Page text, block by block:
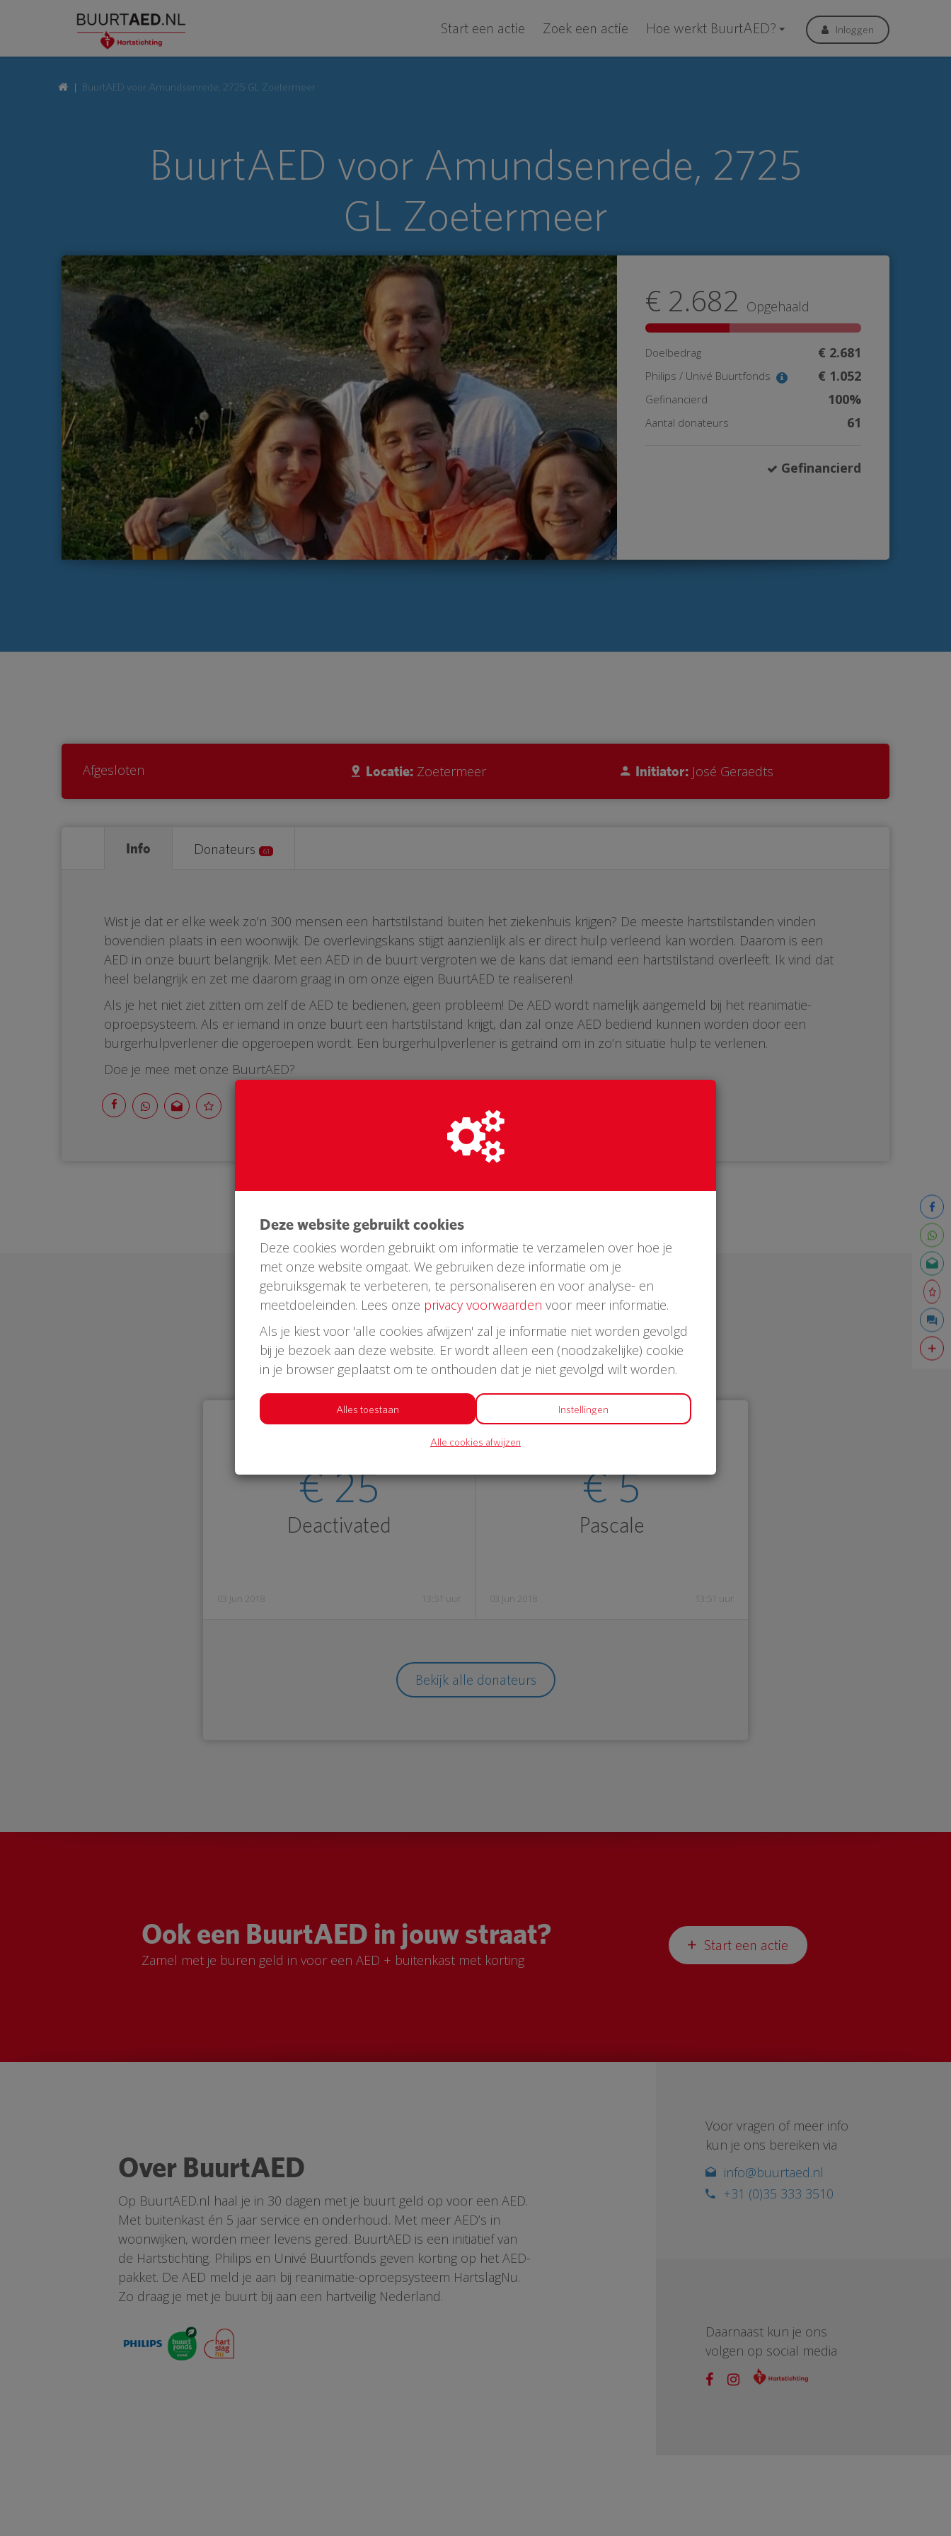
Start een actie Zoek een actie Hoe werkt BuurtAED? Inloggen
BuurtAED voor Amundsenrede, 2725 GL Zoetermeer
BuurtAED voor Amundsenrede, 2725
GL Zoetermeer
€ 2.682 Opgehaald
Doelbedrag € 2.681
Philips / Univé Buurtfonds € 1.052
Gefinancierd 100%
Aantal donateurs 61
Gefinancierd
Afgesloten Locatie: Zoetermeer Initiator: José Geraedts
Info Donateurs 61
Wist je dat er elke week zo’n 300 mensen een hartstilstand buiten het ziekenhuis krijgen? De meeste hartstilstanden vinden
bovendien plaats in een woonwijk. De overlevingskans stijgt aanzienlijk als er direct hulp verleend kan worden. Daarom is een
AED in onze buurt belangrijk. Met een AED in de buurt vergroten we de kans dat iemand een hartstilstand overleeft. Ik vind dat
heel belangrijk en zet me daarom graag in om onze eigen BuurtAED te realiseren!
Als je het niet ziet zitten om zelf de AED te bedienen, geen probleem! De AED wordt namelijk aangemeld bij het reanimatie-
oproepsysteem. Als er iemand in onze buurt een hartstilstand krijgt, dan zal onze AED bediend kunnen worden door een
burgerhulpverlener die opgeroepen wordt. Een burgerhulpverlener is getraind om in zo’n situatie hulp te verlenen.
Doe je mee met onze BuurtAED?
Laatste donaties
€ 25
Deactivated
03 Jun 2018 13:51 uur
€ 5
Pascale
03 Jun 2018 13:51 uur
Bekijk alle donateurs
Ook een BuurtAED in jouw straat?
Zamel met je buren geld in voor een AED + buitenkast met korting
Start een actie
Over BuurtAED
Op BuurtAED.nl haal je in 30 dagen met je buurt geld op voor een AED.
Met buitenkast én 5 jaar service en onderhoud. Met meer AED’s in
woonwijken, worden meer levens gered. BuurtAED is een initiatief van
de Hartstichting. Philips en Univé Buurtfonds geven korting op het AED-
pakket. De AED meld je aan bij reanimatie-oproepsysteem HartslagNu.
Zo draag je met je buurt bij aan een hartveilig Nederland.
Voor vragen of meer info
kun je ons bereiken via
info@buurtaed.nl
+31 (0)35 333 3510
Daarnaast kun je ons
volgen op social media
Deze website gebruikt cookies
Deze cookies worden gebruikt om informatie te verzamelen over hoe je
met onze website omgaat. We gebruiken deze informatie om je
gebruiksgemak te verbeteren, te personaliseren en voor analyse- en
meetdoeleinden. Lees onze privacy voorwaarden voor meer informatie.
Als je kiest voor 'alle cookies afwijzen' zal je informatie niet worden gevolgd
bij je bezoek aan deze website. Er wordt alleen een (noodzakelijke) cookie
in je browser geplaatst om te onthouden dat je niet gevolgd wilt worden.
Alles toestaan Instellingen
Alle cookies afwijzen